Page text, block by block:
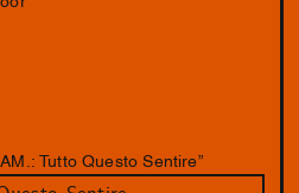
Tutto Questo Sentire”